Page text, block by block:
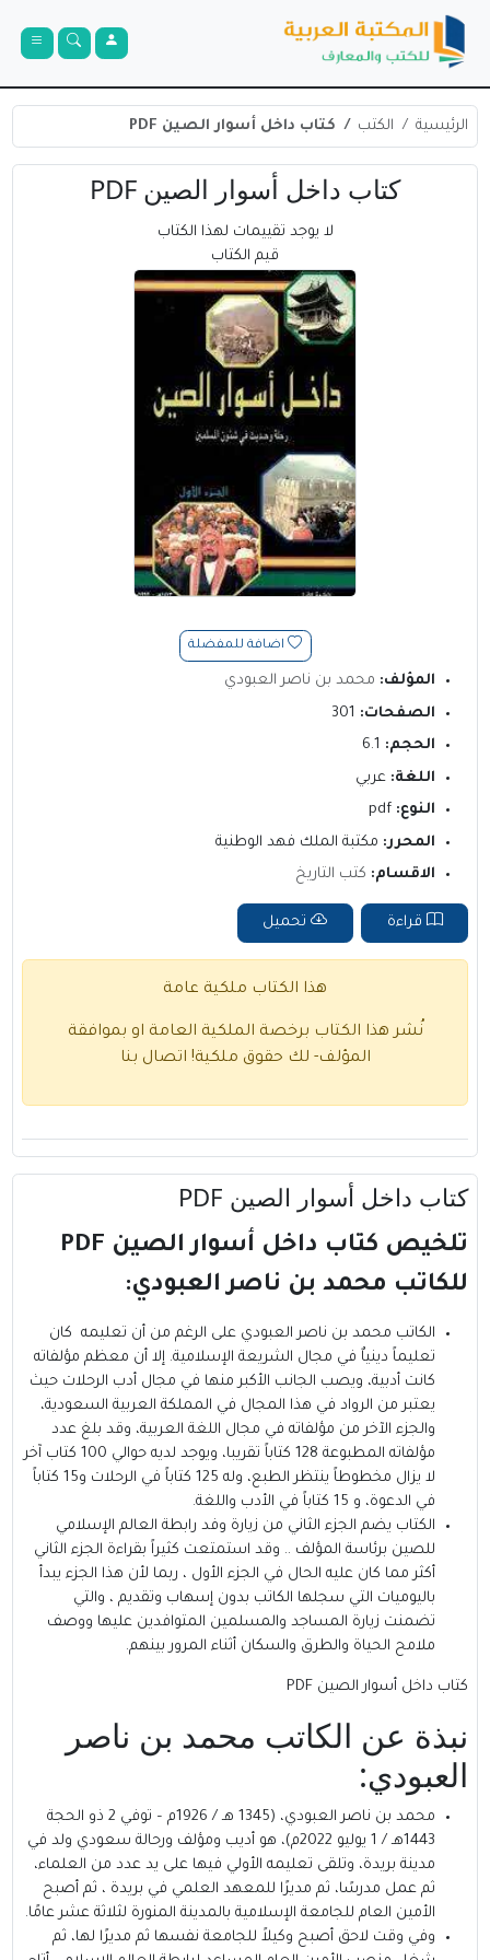
الرئيسية الكتب كتاب داخل أسوار الصين PDF
كتاب داخل أسوار الصين PDF
لا يوجد تقييمات لهذا الكتاب
قيم الكتاب
اضافة للمفضلة
المؤلف: محمد بن ناصر العبودي
الصفحات:
الحجم:
اللغة: عربي
النوع:
المحرر: مكتبة الملك فهد الوطنية
الاقسام: كتب التاريخ
قراءة تحميل
هذا الكتاب ملكية عامة
نُشر هذا الكتاب برخصة الملكية العامة او بموافقة
المؤلف- لك حقوق ملكية! اتصال بنا
كتاب داخل أسوار الصين PDF
تلخيص كتاب داخل أسوار الصين PDF
للكاتب محمد بن ناصر العبودي:
الكاتب محمد بن ناصر العبودي على الرغم من أن تعليمه كان
تعليماً دينياٌ في مجال الشريعة الإسلامية. إلا أن معظم مؤلفاته
كانت أدبية، ويصب الجانب الأكبر منها في مجال أدب الرحلات حيث
يعتبر من الرواد في هذا المجال في المملكة العربية السعودية،
والجزء الآخر من مؤلفاته في مجال اللغة العربية، وقد بلغ عدد
مؤلفاته المطبوعة 128 كتاباً تقريبا، ويوجد لديه حوالي 100 كتاب آخر
لا يزال مخطوطاً ينتظر الطبع، وله 125 كتاباً في الرحلات و15 كتاباً
في الدعوة، و 15 كتاباً في الأدب واللغة.
الكتاب يضم الجزء الثاني من زيارة وفد رابطة العالم الإسلامي
للصين برئاسة المؤلف .. وقد استمتعت كثيراً بقراءة الجزء الثاني
أكثر مما كان عليه الحال في الجزء الأول ، ربما لأن هذا الجزء يبدأ
باليوميات التي سجلها الكاتب بدون إسهاب وتقديم ، والتي
تضمنت زيارة المساجد والمسلمين المتوافدين عليها ووصف
ملامح الحياة والطرق والسكان أثناء المرور بينهم.
كتاب داخل أسوار الصين PDF
نبذة عن الكاتب محمد بن ناصر
العبودي:
محمد بن ناصر العبودي، (1345 هـ / 1926م – توفي 2 ذو الحجة
1443هـ / 1 يوليو 2022م)، هو أديب ومؤلف ورحالة سعودي ولد في
مدينة بريدة، وتلقى تعليمه الأولي فيها على يد عدد من العلماء،
ثم عمل مدرسًا، ثم مديرًا للمعهد العلمي في بريدة ، ثم أصبح
الأمين العام للجامعة الإسلامية بالمدينة المنورة لثلاثة عشر عامًا.
وفي وقت لاحق أصبح وكيلاً للجامعة نفسها ثم مديرًا لها، ثم